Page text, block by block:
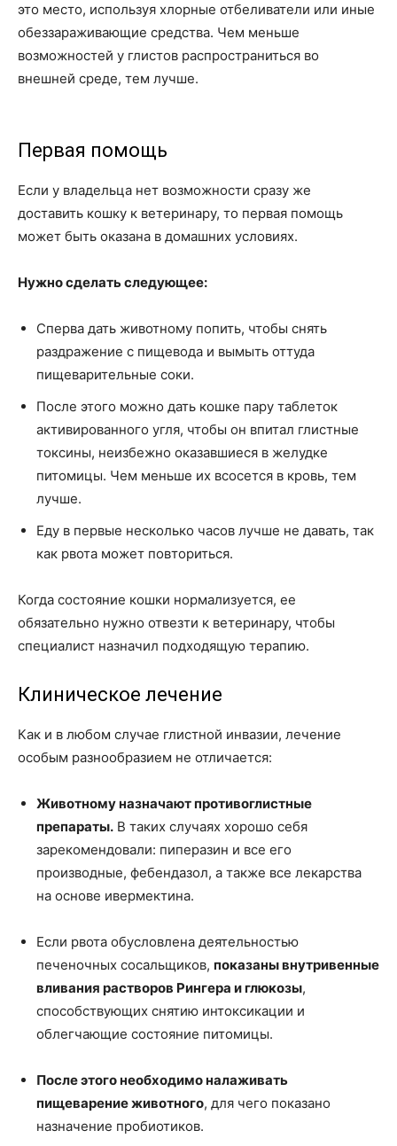
это место, используя хлорные отбеливатели или иные
обеззараживающие средства. Чем меньше
возможностей у глистов распространиться во
внешней среде, тем лучше.
Первая помощь
Если у владельца нет возможности сразу же
доставить кошку к ветеринару, то первая помощь
может быть оказана в домашних условиях.
Нужно сделать следующее:
Сперва дать животному попить, чтобы снять
раздражение с пищевода и вымыть оттуда
пищеварительные соки.
После этого можно дать кошке пару таблеток
активированного угля, чтобы он впитал глистные
токсины, неизбежно оказавшиеся в желудке
питомицы. Чем меньше их всосется в кровь, тем
лучше.
Еду в первые несколько часов лучше не давать, так
как рвота может повториться.
Когда состояние кошки нормализуется, ее
обязательно нужно отвезти к ветеринару, чтобы
специалист назначил подходящую терапию.
Клиническое лечение
Как и в любом случае глистной инвазии, лечение
особым разнообразием не отличается:
Животному назначают противоглистные
препараты. В таких случаях хорошо себя
зарекомендовали: пиперазин и все его
производные, фебендазол, а также все лекарства
на основе ивермектина.
Если рвота обусловлена деятельностью
печеночных сосальщиков, показаны внутривенные
вливания растворов Рингера и глюкозы,
способствующих снятию интоксикации и
облегчающие состояние питомицы.
После этого необходимо налаживать
пищеварение животного, для чего показано
назначение пробиотиков.